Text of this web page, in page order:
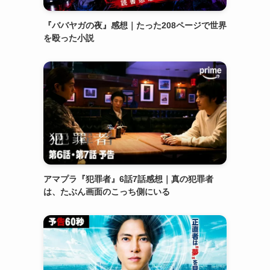
『ババヤガの夜』感想｜たった208ページで世界
を殴った小説
アマプラ『犯罪者』6話7話感想｜真の犯罪者
は、たぶん画面のこっち側にいる